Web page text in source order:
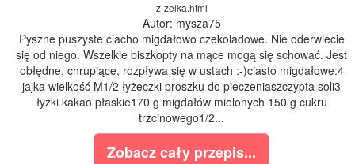
z-zelka.html
Autor: mysza75
Pyszne puszyste ciacho migdałowo czekoladowe. Nie oderwiecie
się od niego. Wszelkie biszkopty na mące mogą się schować. Jest
obłędne, chrupiące, rozpływa się w ustach :-)ciasto migdałowe:4
jajka wielkość M1/2 łyżeczki proszku do pieczeniaszczypta soli3
łyżki kakao płaskie170 g migdałów mielonych 150 g cukru
trzcinowego1/2...
Zobacz cały przepis...